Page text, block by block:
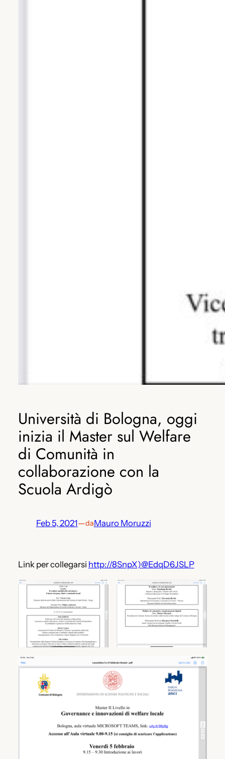
Università di Bologna, oggi
inizia il Master sul Welfare
di Comunità in
collaborazione con la
Scuola Ardigò
Feb 5, 2021—daMauro Moruzzi
Link per collegarsi http://8SnpX)@EdqD6JSLP